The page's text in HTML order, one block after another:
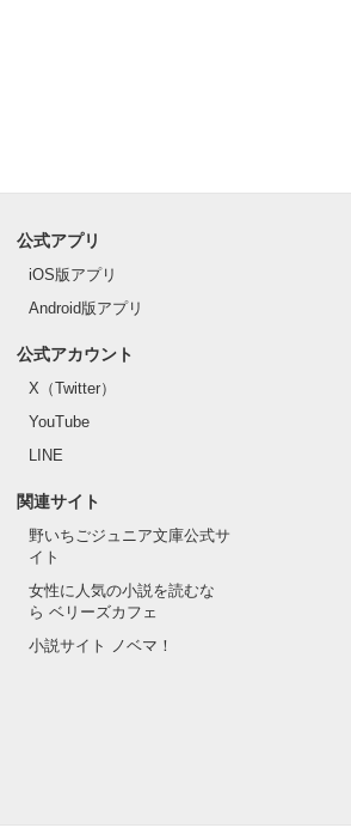
公式アプリ
iOS版アプリ
Android版アプリ
公式アカウント
X（Twitter）
YouTube
LINE
関連サイト
野いちごジュニア文庫公式サ
イト
女性に人気の小説を読むな
ら ベリーズカフェ
小説サイト ノベマ！